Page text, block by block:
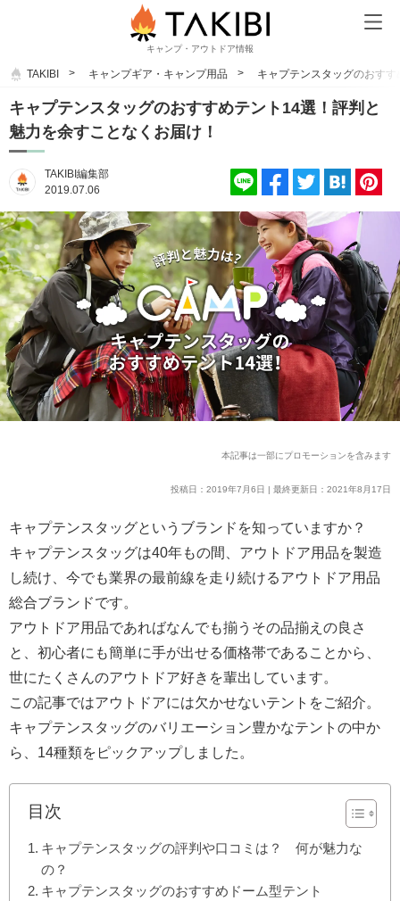
キャンプ・アウトドア情報
TAKIBI キャンプギア・キャンプ用品 キャプテンスタッグのおす
キャプテンスタッグのおすすめテント14選！評判と
魅力を余すことなくお届け！
TAKIBI編集部
2019.07.06
本記事は一部にプロモーションを含みます
投稿日：2019年7月6日 | 最終更新日：2021年8月17日
キャプテンスタッグというブランドを知っていますか？
キャプテンスタッグは40年もの間、アウトドア用品を製造
し続け、今でも業界の最前線を走り続けるアウトドア用品
総合ブランドです。
アウトドア用品であればなんでも揃うその品揃えの良さ
と、初心者にも簡単に手が出せる価格帯であることから、
世にたくさんのアウトドア好きを輩出しています。
この記事ではアウトドアには欠かせないテントをご紹介。
キャプテンスタッグのバリエーション豊かなテントの中か
ら、14種類をピックアップしました。
目次
キャプテンスタッグの評判や口コミは？ 何が魅力な
の？
キャプテンスタッグのおすすめドーム型テント